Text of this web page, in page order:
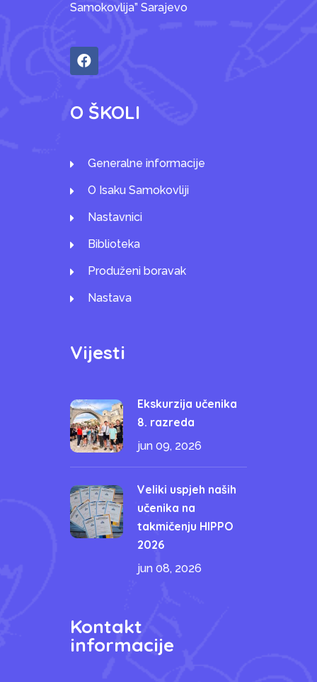
Samokovlija” Sarajevo
O ŠKOLI
Generalne informacije
O Isaku Samokovliji
Nastavnici
Biblioteka
Produženi boravak
Nastava
Vijesti
Ekskurzija učenika
8. razreda
jun 09, 2026
Veliki uspjeh naših
učenika na
takmičenju HIPPO
2026
jun 08, 2026
Kontakt
informacije